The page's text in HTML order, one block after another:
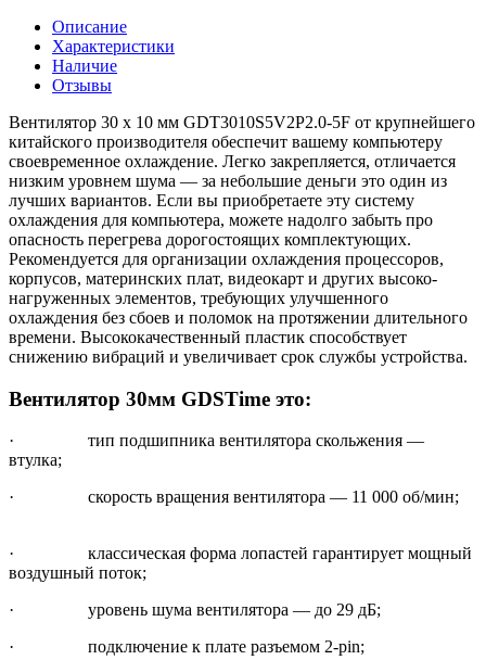
Описание
Характеристики
Наличие
Отзывы
Вентилятор 30 х 10 мм GDT3010S5V2P2.0-5F от крупнейшего
китайского производителя обеспечит вашему компьютеру
своевременное охлаждение. Легко закрепляется, отличается
низким уровнем шума — за небольшие деньги это один из
лучших вариантов. Если вы приобретаете эту систему
охлаждения для компьютера, можете надолго забыть про
опасность перегрева дорогостоящих комплектующих.
Рекомендуется для организации охлаждения процессоров,
корпусов, материнских плат, видеокарт и других высоко-
нагруженных элементов, требующих улучшенного
охлаждения без сбоев и поломок на протяжении длительного
времени. Высококачественный пластик способствует
снижению вибраций и увеличивает срок службы устройства.
Вентилятор 30мм GDSTime это:
· тип подшипника вентилятора скольжения —
втулка;
· скорость вращения вентилятора — 11 000 об/мин;
· классическая форма лопастей гарантирует мощный
воздушный поток;
· уровень шума вентилятора — до 29 дБ;
· подключение к плате разъемом 2-pin;